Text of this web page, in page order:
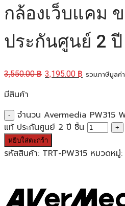
กล้องเว็บแคม
ประกันศูนย์ 2 ปี
3,550.00฿ 3,195.00 ฿ รวมภาษีมูลค่
มีสินค้า
จำนวน Avermedia PW315
แท้ ประกันศูนย์ 2 ปี ชิ้น
หยิบใส่ตะกร้า
รหัสสินค้า: TRT-PW315 หมวดหมู่: